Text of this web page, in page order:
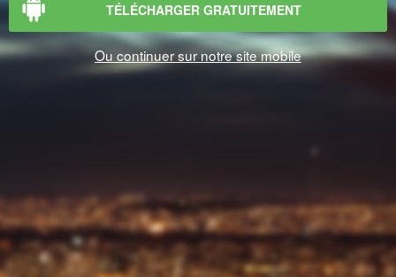
TÉLÉCHARGER GRATUITEMENT
Ou continuer sur notre site mobile